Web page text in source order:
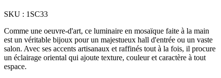
SKU : 1SC33
Comme une oeuvre-d'art, ce luminaire en mosaïque faite à la main
est un véritable bijoux pour un majestueux hall d'entrée ou un vaste
salon. Avec ses accents artisanaux et raffinés tout à la fois, il procure
un éclairage oriental qui ajoute texture, couleur et caractère à tout
espace.